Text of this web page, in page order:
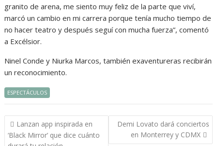
granito de arena, me siento muy feliz de la parte que viví,
marcó un cambio en mi carrera porque tenía mucho tiempo de
no hacer teatro y después seguí con mucha fuerza”, comentó
a Excélsior.
Ninel Conde y Niurka Marcos, también exa­ventureras recibirán
un reconocimiento.
ESPECTÁCULOS
Navegación
de
Lanzan app inspirada en
‘Black Mirror’ que dice cuánto
Demi Lovato dará conciertos
en Monterrey y CDMX